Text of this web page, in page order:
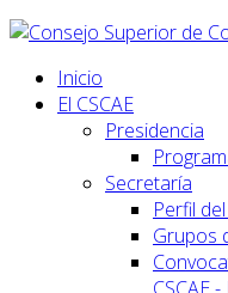
Inicio
El CSCAE
Presidencia
Secretaría
Perfil
Grupos